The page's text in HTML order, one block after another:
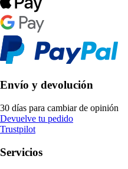
Envío y devolución
30 días para cambiar de opinión
Devuelve tu pedido
Trustpilot
Servicios